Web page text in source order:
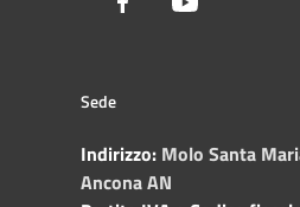
Sede
Indirizzo: Molo Santa
Ancona AN